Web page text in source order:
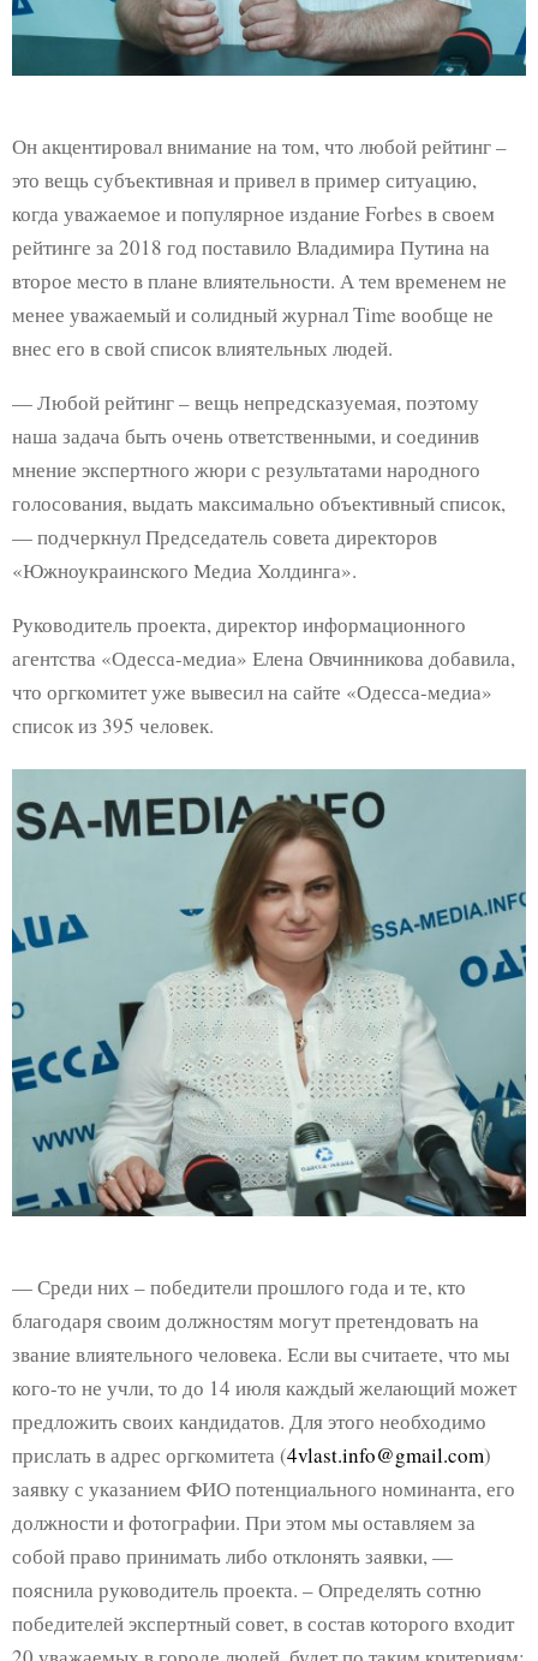
Он акцентировал внимание на том, что любой рейтинг –
это вещь субъективная и привел в пример ситуацию,
когда уважаемое и популярное издание Forbes в своем
рейтинге за 2018 год поставило Владимира Путина на
второе место в плане влиятельности. А тем временем не
менее уважаемый и солидный журнал Time вообще не
внес его в свой список влиятельных людей.
— Любой рейтинг – вещь непредсказуемая, поэтому
наша задача быть очень ответственными, и соединив
мнение экспертного жюри с результатами народного
голосования, выдать максимально объективный список,
— подчеркнул Председатель совета директоров
«Южноукраинского Медиа Холдинга».
Руководитель проекта, директор информационного
агентства «Одесса-медиа» Елена Овчинникова добавила,
что оргкомитет уже вывесил на сайте «Одесса-медиа»
список из 395 человек.
— Среди них – победители прошлого года и те, кто
благодаря своим должностям могут претендовать на
звание влиятельного человека. Если вы считаете, что мы
кого-то не учли, то до 14 июля каждый желающий может
предложить своих кандидатов. Для этого необходимо
прислать в адрес оргкомитета (4vlast.info@gmail.com)
заявку с указанием ФИО потенциального номинанта, его
должности и фотографии. При этом мы оставляем за
собой право принимать либо отклонять заявки, —
пояснила руководитель проекта. – Определять сотню
победителей экспертный совет, в состав которого входит